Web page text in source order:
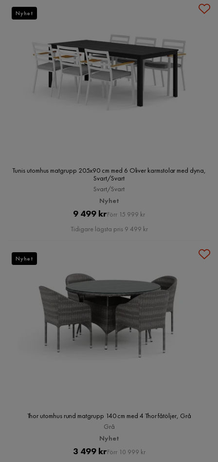
Tunis utomhus matgrupp 205x90 cm med 6 Oliver karmstolar med dyna,
Svart/Svart
Svart/Svart
Nyhet
Pris
9 499 krOriginal
Pris
Förr 15 999 kr
Tidigare lägsta pris 9 499 kr
Nyhet
Thor utomhus rund matgrupp 140 cm med 4 Thor fåtöljer, Grå
Grå
Nyhet
Pris
3 499 krOriginal
Förr 10 999 kr
Nyhet